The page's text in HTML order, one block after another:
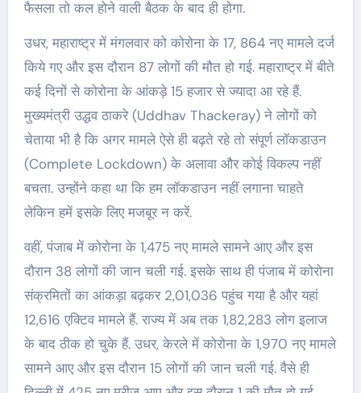
फैसला तो कल होने वाली बैठक के बाद ही होगा.
उधर, महाराष्ट्र में मंगलवार को कोरोना के 17, 864 नए मामले दर्ज
किये गए और इस दौरान 87 लोगों की मौत हो गई. महाराष्ट्र में बीते
कई दिनों से कोरोना के आंकड़े 15 हजार से ज्यादा आ रहे हैं.
मुख्यमंत्री उद्धव ठाकरे (Uddhav Thackeray) ने लोगों को
चेताया भी है कि अगर मामले ऐसे ही बढ़ते रहे तो संपूर्ण लॉकडाउन
(Complete Lockdown) के अलावा और कोई विकल्प नहीं
बचता. उन्होंने कहा था कि हम लॉकडाउन नहीं लगाना चाहते
लेकिन हमें इसके लिए मजबूर न करें.
वहीं, पंजाब में कोरोना के 1,475 नए मामले सामने आए और इस
दौरान 38 लोगों की जान चली गई. इसके साथ ही पंजाब में कोरोना
संक्रमितों का आंकड़ा बढ़कर 2,01,036 पहुंच गया है और यहां
12,616 एक्टिव मामले हैं. राज्य में अब तक 1,82,283 लोग इलाज
के बाद ठीक हो चुके हैं. उधर, केरले में कोरोना के 1,970 नए मामले
सामने आए और इस दौरान 15 लोगों की जान चली गई. वैसे ही